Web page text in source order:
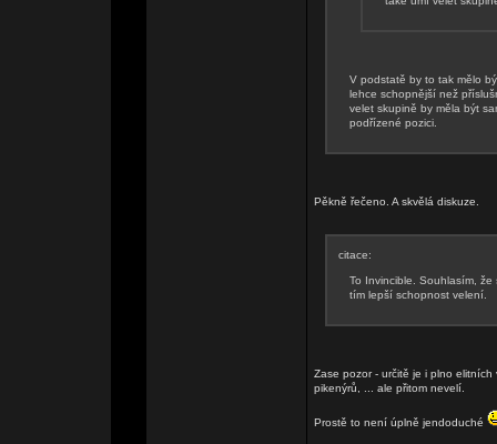
V podstatě by to tak mělo
lehce schopnější než
velet skupině by měla být
podřízené pozici.
Pěkně řečeno. A skvělá diskuze.
citace:
To Invincible. Souhlasím,
tím lepší schopnost velení.
Zase pozor - určitě je i plno
pikenýrů, ... ale přitom nevelí.
Prostě to není úplně jendoduché